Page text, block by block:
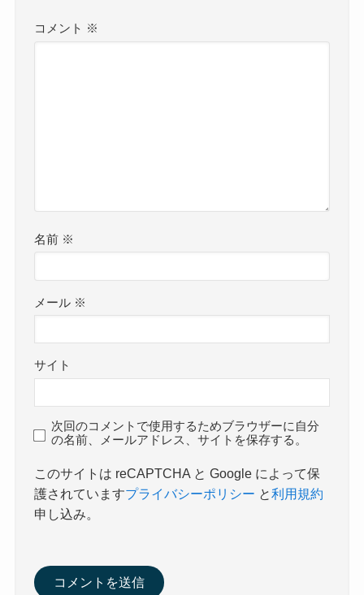
コメント ※
名前 ※
メール ※
サイト
次回のコメントで使用するためブラウザーに自分
の名前、メールアドレス、サイトを保存する。
このサイトは reCAPTCHA と Google によって保
護されていますプライバシーポリシー と利用規約
申し込み。